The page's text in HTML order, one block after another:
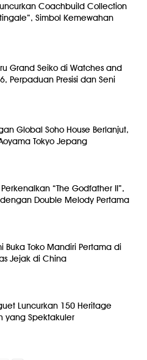
Coachbuild Collection
Simbol Kemewahan
Grand Seiko di Watches and
Perpaduan Presisi dan Seni
Global Soho House Berlanjut,
Tokyo Jepang
“The Godfather II”,
Double Melody Pertama
Buka Toko Mandiri Pertama di
Jejak di China
Luncurkan 150 Heritage
yang Spektakuler